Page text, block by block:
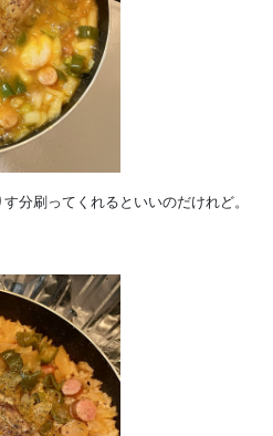
分刷ってくれるといいのだけれど。